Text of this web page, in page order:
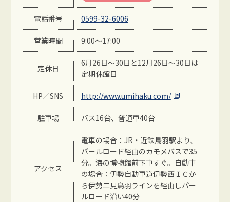
電話番号 0599-32-6006
営業時間 9:00〜17:00
定休日
6月26日～30日と12月26日～30日は
定期休館日
HP／SNS http://www.umihaku.com/
駐車場 バス16台、普通車40台
アクセス
電車の場合：JR・近鉄鳥羽駅より、
パールロード経由のカモメバスで35
分。海の博物館前下車すぐ。自動車
の場合：伊勢自動車道伊勢西ＩＣか
ら伊勢二見鳥羽ラインを経由しパー
ルロード沿い40分